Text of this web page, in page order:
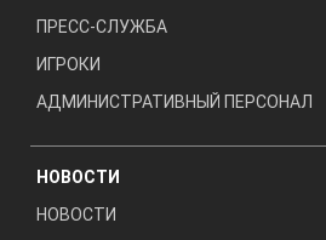
ПРЕСС-СЛУЖБА
ИГРОКИ
АДМИНИСТРАТИВНЫЙ ПЕРСОНАЛ
НОВОСТИ
НОВОСТИ